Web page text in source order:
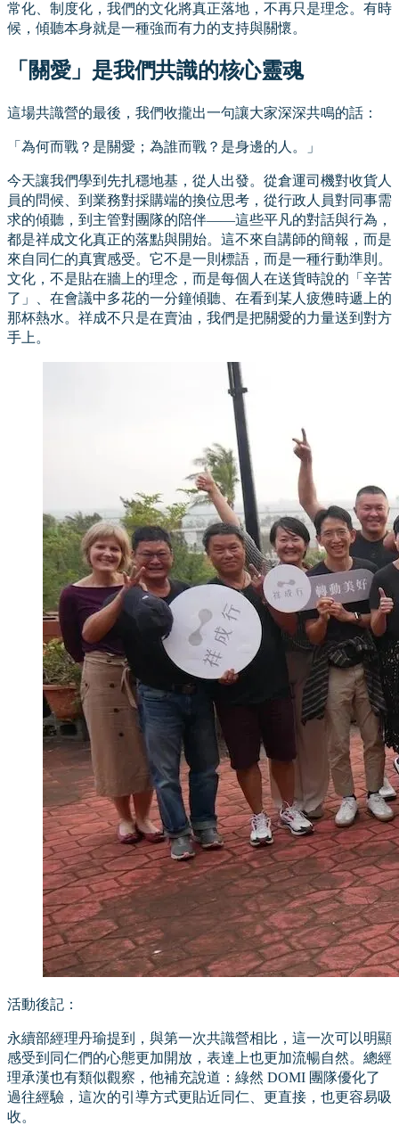
常化、制度化，我們的文化將真正落地，不再只是理念。有時
候，傾聽本身就是一種強而有力的支持與關懷。
「關愛」是我們共識的核心靈魂
這場共識營的最後，我們收攏出一句讓大家深深共鳴的話：
「為何而戰？是關愛；為誰而戰？是身邊的人。」
今天讓我們學到先扎穩地基，從人出發。從倉運司機對收貨人
員的問候、到業務對採購端的換位思考，從行政人員對同事需
求的傾聽，到主管對團隊的陪伴——這些平凡的對話與行為，
都是祥成文化真正的落點與開始。這不來自講師的簡報，而是
來自同仁的真實感受。它不是一則標語，而是一種行動準則。
文化，不是貼在牆上的理念，而是每個人在送貨時說的「辛苦
了」、在會議中多花的一分鐘傾聽、在看到某人疲憊時遞上的
那杯熱水。祥成不只是在賣油，我們是把關愛的力量送到對方
手上。
活動後記：
永續部經理丹瑜提到，與第一次共識營相比，這一次可以明顯
感受到同仁們的心態更加開放，表達上也更加流暢自然。總經
理承漢也有類似觀察，他補充說道：綠然 DOMI 團隊優化了
過往經驗，這次的引導方式更貼近同仁、更直接，也更容易吸
收。